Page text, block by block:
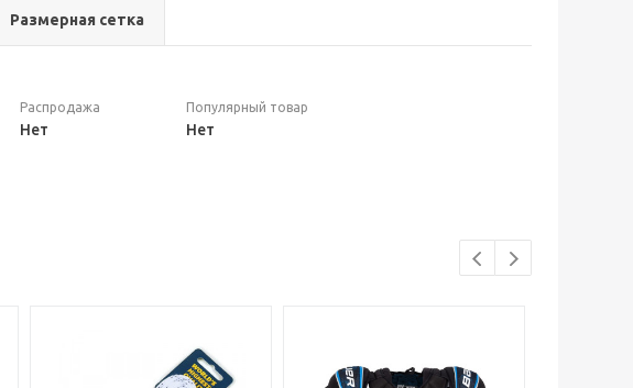
Размерная сетка
Распродажа
Нет
Популярный товар
Нет